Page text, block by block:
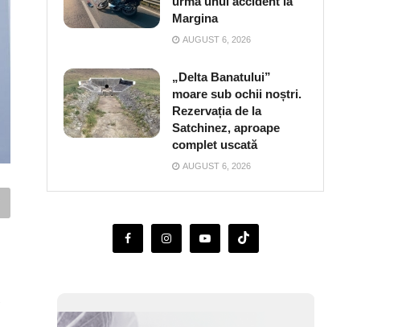
Margina
AUGUST 6, 2026
„Delta Banatului”
moare sub ochii noștri.
Rezervația de la
Satchinez, aproape
complet uscată
AUGUST 6, 2026